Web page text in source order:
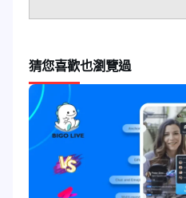
猜您喜歡也瀏覽過